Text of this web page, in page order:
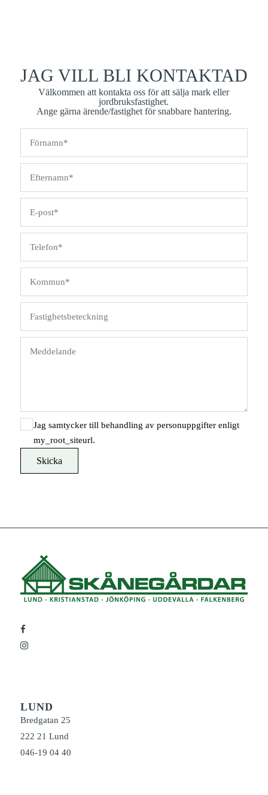
JAG VILL BLI KONTAKTAD
Välkommen att kontakta oss för att sälja mark eller
jordbruksfastighet.
Ange gärna ärende/fastighet för snabbare hantering.
Jag samtycker till behandling av personuppgifter enligt
my_root_siteurl.
LUND
Bredgatan 25
222 21 Lund
046-19 04 40